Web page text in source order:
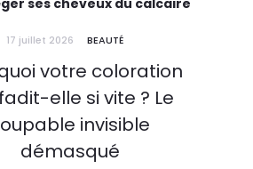
17 juillet 2026 BEAUTÉ
votre coloration
elle si vite ? Le
invisible
démasqué